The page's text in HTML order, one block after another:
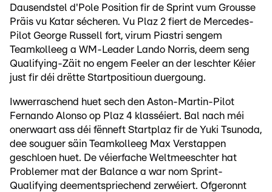
Dausendstel d'Pole Position fir de Sprint vum Grousse
Präis vu Katar sécheren. Vu Plaz 2 fiert de Mercedes-
Pilot George Russell fort, virum Piastri sengem
Teamkolleeg a WM-Leader Lando Norris, deem seng
Qualifying-Zäit no engem Feeler an der leschter Kéier
just fir déi drëtte Startpositioun duergoung.
Iwwerraschend huet sech den Aston-Martin-Pilot
Fernando Alonso op Plaz 4 klasséiert. Bal nach méi
onerwaart ass déi fënneft Startplaz fir de Yuki Tsunoda,
dee souguer säin Teamkolleeg Max Verstappen
geschloen huet. De véierfache Weltmeeschter hat
Problemer mat der Balance a war nom Sprint-
Qualifying deementspriechend zerwéiert. Ofgeronnt